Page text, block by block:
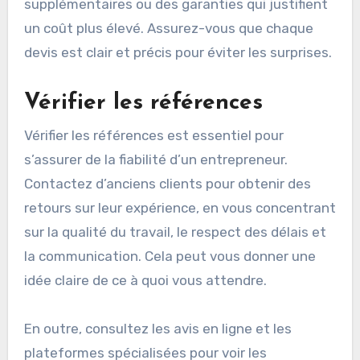
Lors de la comparaison, examinez non
inclus dans chaque devis. Certains
supplémentaires ou des garanties qui justifient
un coût plus élevé. Assurez-vous que chaque
devis est clair et précis pour éviter les surprises.
Vérifier les références
Vérifier les références est essentiel pour
Contactez d’anciens clients pour obtenir des
retours sur leur expérience, en vous concentrant